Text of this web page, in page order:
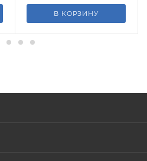
В КОРЗИНУ